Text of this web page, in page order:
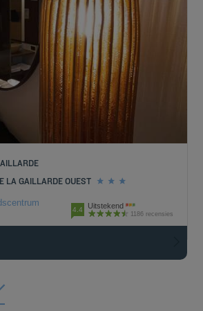
LA GAILLARDE OUEST
4.4 Uitstekend
1186 recensies